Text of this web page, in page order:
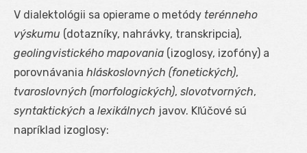
V dialektológii sa opierame o metódy terénneho
výskumu (dotazníky, nahrávky, transkripcia),
geolingvistického mapovania (izoglosy, izofóny) a
porovnávania hláskoslovných (fonetických),
tvaroslovných (morfologických), slovotvorných,
syntaktických a lexikálnych javov. Kľúčové sú
napríklad izoglosy: